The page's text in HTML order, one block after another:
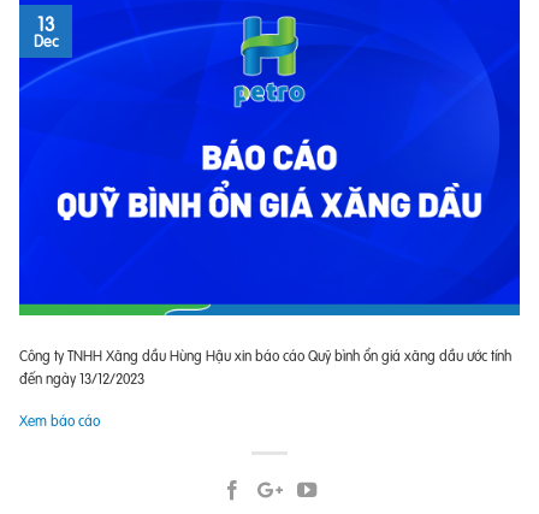
13
Dec
Công ty TNHH Xăng dầu Hùng Hậu xin báo cáo Quỹ bình ổn giá xăng dầu ước tính
đến ngày 13/12/2023
Xem báo cáo